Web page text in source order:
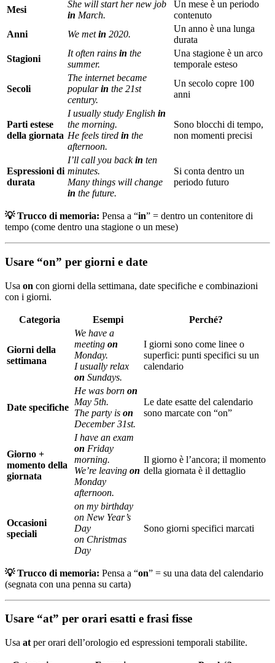
Mesi
She will start her new job
in March.
Un mese è un periodo
contenuto
Anni
We metin 2020.
Un anno è una lunga
durata
Stagioni
It often rains in the
summer.
Una stagione è un arco
temporale esteso
Secoli
The internet became
popularin the 21st
century.
Un secolo copre 100
anni
Parti estese
della giornata
I usually study English in
the morning.
He feels tired in the
afternoon.
Sono blocchi di tempo,
non momenti precisi
Espressioni di
durata
I’ll call you backin ten
minutes.
Many things will change
in the future.
Si conta dentro un
periodo futuro
💡 Trucco di memoria: Pensa a “in” = dentro un contenitore di
tempo (come dentro una stagione o un mese)
Usare “on” per giorni e date
Usa on con giorni della settimana, date specifiche e combinazioni
con i giorni.
Categoria Esempi Perché?
Giorni della
settimana
We have a
meeting on
Monday.
I usually relax
on Sundays.
I giorni sono come linee o
superfici: punti specifici su un
calendario
Date specifiche
He was born on
May 5th.
The party is on
December 31st.
Le date esatte del calendario
sono marcate con “on”
Giorno +
momento della
giornata
I have an exam
on Friday
morning.
We’re leaving on
Monday
afternoon.
Il giorno è l’ancora; il momento
della giornata è il dettaglio
Occasioni
speciali
on my birthday
on New Year’s
Day
on Christmas
Day
Sono giorni specifici marcati
💡 Trucco di memoria: Pensa a “on” = su una data del calendario
(segnata con una penna su carta)
Usare “at” per orari esatti e frasi fisse
Usa at per orari dell’orologio ed espressioni temporali stabilite.